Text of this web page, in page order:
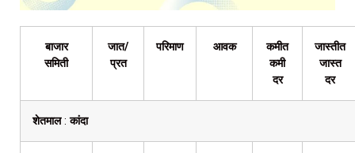
बाजार
समिती
जात/
प्रत
परिमाण आवक
कमीत
कमी
दर
जास्तीत
जास्त
दर
शेतमाल:कांदा